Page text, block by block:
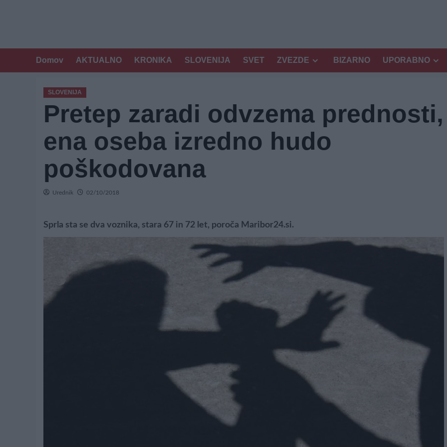
Domov AKTUALNO KRONIKA SLOVENIJA SVET ZVEZDE BIZARNO UPORABNO
SLOVENIJA
Pretep zaradi odvzema prednosti,
ena oseba izredno hudo
poškodovana
Urednik 02/10/2018
Sprla sta se dva voznika, stara 67 in 72 let, poroča Maribor24.si.